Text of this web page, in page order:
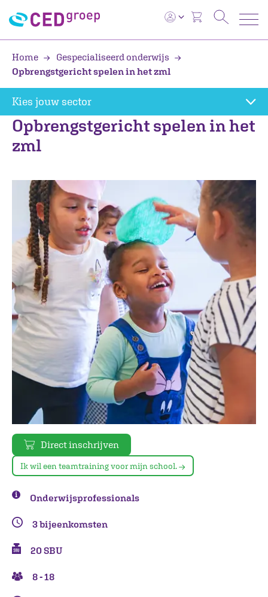
Home
Gespecialiseerd onderwijs
Opbrengstgericht spelen in het zml
Kies jouw sector
Opbrengstgericht spelen in het
zml
Direct inschrijven
Ik wil een teamtraining voor mijn school.
Onderwijsprofessionals
3 bijeenkomsten
20 SBU
8 - 18